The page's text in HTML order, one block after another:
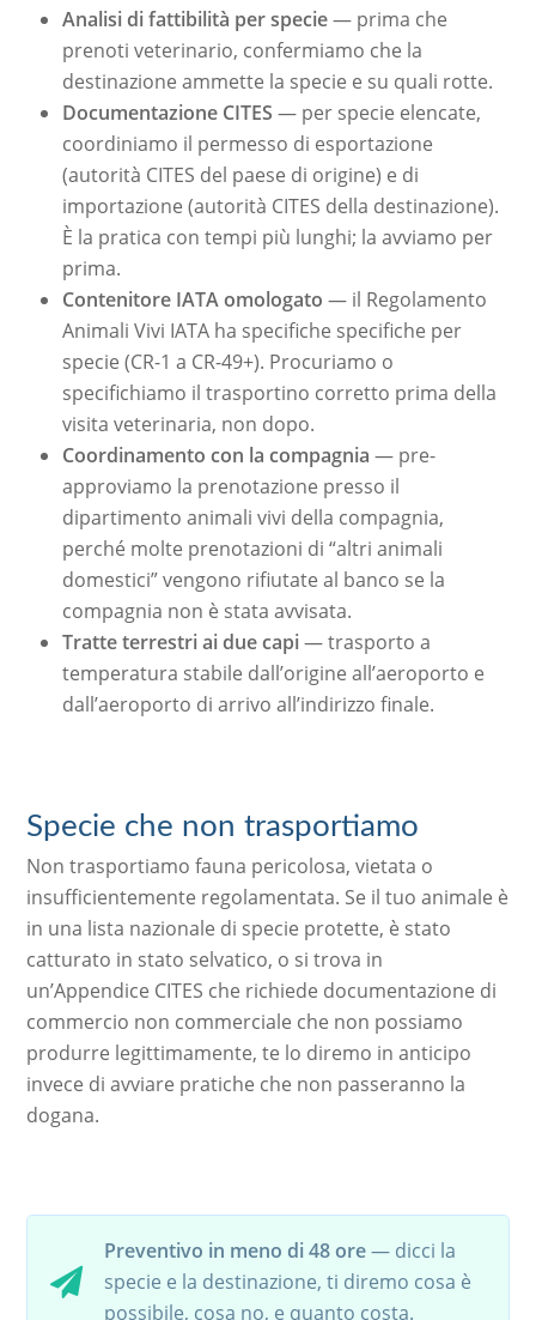
Analisi di fattibilità per specie— prima che
prenoti veterinario, confermiamo che la
destinazione ammette la specie e su quali rotte.
Documentazione CITES — per specie elencate,
coordiniamo il permesso di esportazione
(autorità CITES del paese di origine) e di
importazione (autorità CITES della destinazione).
È la pratica con tempi più lunghi; la avviamo per
prima.
Contenitore IATA omologato — il Regolamento
Animali Vivi IATA ha specifiche specifiche per
specie (CR-1 a CR-49+). Procuriamo o
specifichiamo il trasportino corretto prima della
visita veterinaria, non dopo.
Coordinamento con la compagnia — pre-
approviamo la prenotazione presso il
dipartimento animali vivi della compagnia,
perché molte prenotazioni di “altri animali
domestici” vengono rifiutate al banco se la
compagnia non è stata avvisata.
Tratte terrestri ai due capi— trasporto a
temperatura stabile dall’origine all’aeroporto e
dall’aeroporto di arrivo all’indirizzo finale.
Specie che non trasportiamo
Non trasportiamo fauna pericolosa, vietata o
insufficientemente regolamentata. Se il tuo animale è
in una lista nazionale di specie protette, è stato
catturato in stato selvatico, o si trova in
un’Appendice CITES che richiede documentazione di
commercio non commerciale che non possiamo
produrre legittimamente, te lo diremo in anticipo
invece di avviare pratiche che non passeranno la
dogana.
Preventivo in meno di 48 ore— dicci la
specie e la destinazione, ti diremo cosa è
possibile, cosa no, e quanto costa.